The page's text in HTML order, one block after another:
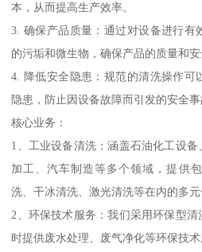
本，从而提高生产效率。
3. 确保产品质量：通过对设备进行有
的污垢和微生物，确保产品的质量和安
4. 降低安全隐患：规范的清洗操作可
隐患，防止因设备故障而引发的安全事
核心业务：
1、工业设备清洗：涵盖石油化工设
加工、汽车制造等多个领域，提供
洗、干冰清洗、激光清洗等在内的多元
2、环保技术服务：我们采用环保型
时提供废水处理、废气净化等环保技